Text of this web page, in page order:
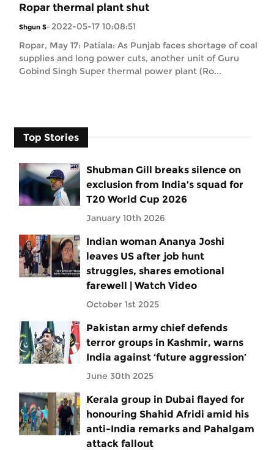
Ropar thermal plant shut
Shgun S- 2022-05-17 10:08:51
Ropar, May 17: Patiala: As Punjab faces shortage of coal
supplies and long power cuts, another unit of Guru
Gobind Singh Super thermal power plant (Ro...
Top Stories
Shubman Gill breaks silence on
exclusion from India’s squad for
T20 World Cup 2026
January 10th 2026
Indian woman Ananya Joshi
leaves US after job hunt
struggles, shares emotional
farewell | Watch Video
October 1st 2025
Pakistan army chief defends
terror groups in Kashmir, warns
India against ‘future aggression’
June 30th 2025
Kerala group in Dubai flayed for
honouring Shahid Afridi amid his
anti-India remarks and Pahalgam
attack fallout